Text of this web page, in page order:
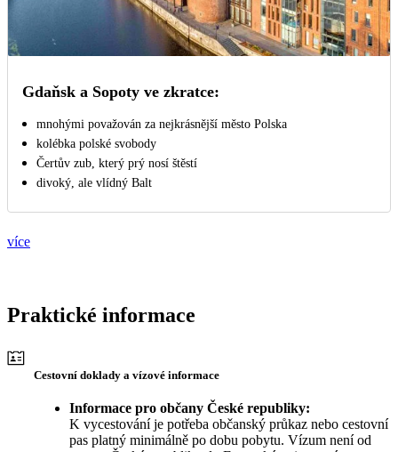
Gdaňsk a Sopoty ve zkratce:
mnohými považován za nejkrásnější město Polska
kolébka polské svobody
Čertův zub, který prý nosí štěstí
divoký, ale vlídný Balt
více
Praktické informace
Cestovní doklady a vízové informace
Informace pro občany České republiky:
K vycestování je potřeba občanský průkaz nebo cestovní
pas platný minimálně po dobu pobytu. Vízum není od